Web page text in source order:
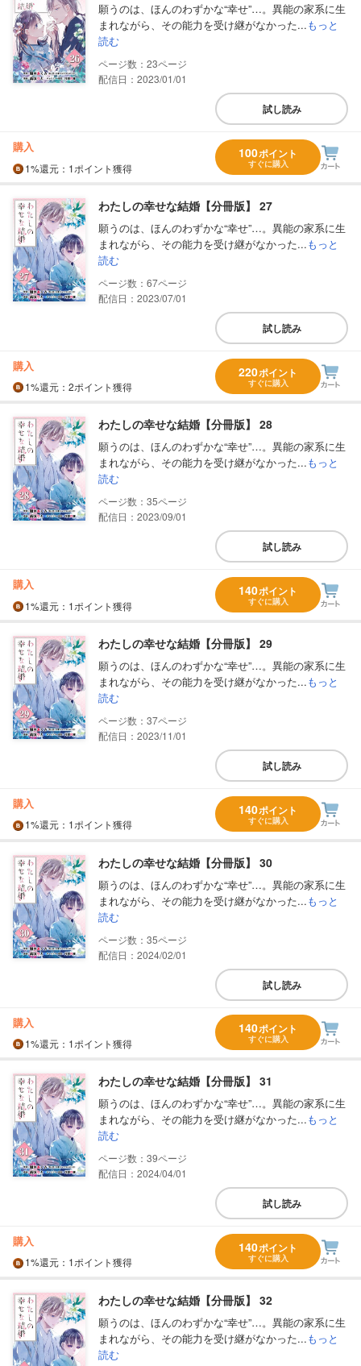
願うのは、ほんのわずかな“幸せ”…。異能の家系に生
まれながら、その能力を受け継がなかった...もっと
読む
23
配信日：2023/01/01
試し読み
購入
1%還元 ：1ポイント獲得
100ポイント
すぐに購入
わたしの幸せな結婚【分冊版】 27
願うのは、ほんのわずかな“幸せ”…。異能の家系に生
まれながら、その能力を受け継がなかった...もっと
読む
67
配信日：2023/07/01
試し読み
購入
1%還元 ：2ポイント獲得
220ポイント
すぐに購入
わたしの幸せな結婚【分冊版】 28
願うのは、ほんのわずかな“幸せ”…。異能の家系に生
まれながら、その能力を受け継がなかった...もっと
読む
35
配信日：2023/09/01
試し読み
購入
1%還元 ：1ポイント獲得
140ポイント
すぐに購入
わたしの幸せな結婚【分冊版】 29
願うのは、ほんのわずかな“幸せ”…。異能の家系に生
まれながら、その能力を受け継がなかった...もっと
読む
37
配信日：2023/11/01
試し読み
購入
1%還元 ：1ポイント獲得
140ポイント
すぐに購入
わたしの幸せな結婚【分冊版】 30
願うのは、ほんのわずかな“幸せ”…。異能の家系に生
まれながら、その能力を受け継がなかった...もっと
読む
35
配信日：2024/02/01
試し読み
購入
1%還元 ：1ポイント獲得
140ポイント
すぐに購入
わたしの幸せな結婚【分冊版】 31
願うのは、ほんのわずかな“幸せ”…。異能の家系に生
まれながら、その能力を受け継がなかった...もっと
読む
39
配信日：2024/04/01
試し読み
購入
1%還元 ：1ポイント獲得
140ポイント
すぐに購入
わたしの幸せな結婚【分冊版】 32
願うのは、ほんのわずかな“幸せ”…。異能の家系に生
まれながら、その能力を受け継がなかった...もっと
読む